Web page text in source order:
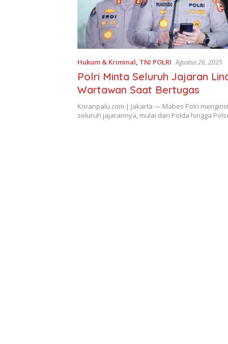
Hukum & Kriminal, TNI POLRI Agustus 26, 2025
Polri Minta Seluruh Jajaran
Wartawan Saat Bertugas
Koranpalu.com | Jakarta — Mabes Polri
seluruh jajarannya, mulai dari Polda hingga